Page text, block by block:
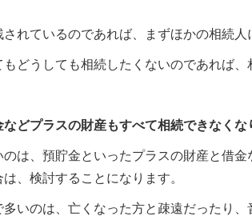
れているのであれば、まずほかの相続
どうしても相続したくないのであれば、
プラスの財産もすべて相続できなくな
は、預貯金といったプラスの財産と借
、検討することになります。
いのは、亡くなった方と疎遠だったり